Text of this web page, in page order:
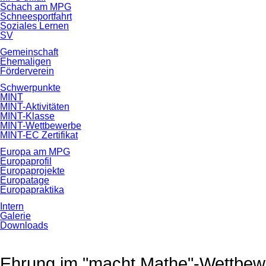
Schach am MPG
Schneesportfahrt
Soziales Lernen
SV
Gemeinschaft
Ehemaligen
Förderverein
Schwerpunkte
MINT
MINT-Aktivitäten
MINT-Klasse
MINT-Wettbewerbe
MINT-EC Zertifikat
Europa am MPG
Europaprofil
Europaprojekte
Europatage
Europapraktika
Intern
Galerie
Downloads